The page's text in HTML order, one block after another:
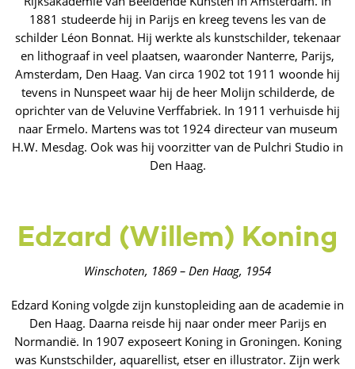
1881 studeerde hij in Parijs en kreeg tevens les van de
schilder Léon Bonnat. Hij werkte als kunstschilder, tekenaar
en lithograaf in veel plaatsen, waaronder Nanterre, Parijs,
Amsterdam, Den Haag. Van circa 1902 tot 1911 woonde hij
tevens in Nunspeet waar hij de heer Molijn schilderde, de
oprichter van de Veluvine Verffabriek. In 1911 verhuisde hij
naar Ermelo. Martens was tot 1924 directeur van museum
H.W. Mesdag. Ook was hij voorzitter van de Pulchri Studio in
Den Haag.
Edzard (Willem) Koning
Winschoten, 1869 – Den Haag, 1954
Edzard Koning volgde zijn kunstopleiding aan de academie in
Den Haag. Daarna reisde hij naar onder meer Parijs en
Normandië. In 1907 exposeert Koning in Groningen. Koning
was Kunstschilder, aquarellist, etser en illustrator. Zijn werk